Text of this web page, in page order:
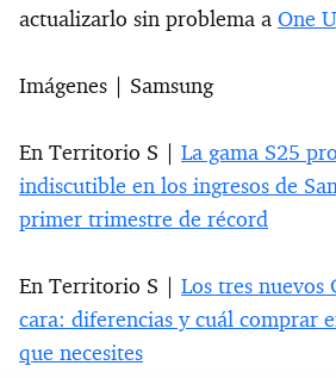
actualizarlo sin problema a One
Imágenes | Samsung
En Territorio S | La gama S25
indiscutible en los ingresos de
primer trimestre de récord
En Territorio S | Los tres nuevos
cara: diferencias y cuál comprar
que necesites